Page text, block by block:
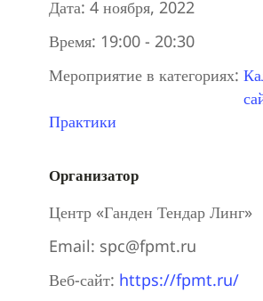
Дата: 4 ноября, 2022
Время: 19:00 - 20:30
Мероприятие в категориях:
Практики
Организатор
Центр «Ганден Тендар Линг»
Email: spc@fpmt.ru
Веб-сайт: https://fpmt.ru/